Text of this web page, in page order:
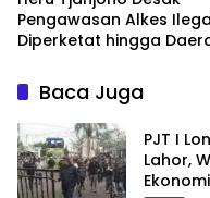
Pengawasan Alkes
Diperketat hingga
Baca Juga
PJT I
Lahor,